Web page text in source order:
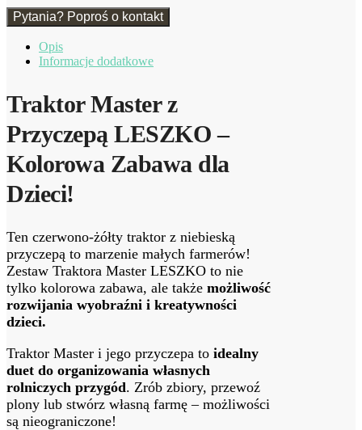
Pytania? Poproś o kontakt
Opis
Informacje dodatkowe
Traktor Master z
Przyczepą LESZKO –
Kolorowa Zabawa dla
Dzieci!
Ten czerwono-żółty traktor z niebieską
przyczepą to marzenie małych farmerów!
Zestaw Traktora Master LESZKO to nie
tylko kolorowa zabawa, ale także możliwość
rozwijania wyobraźni i kreatywności
dzieci.
Traktor Master i jego przyczepa to idealny
duet do organizowania własnych
rolniczych przygód. Zrób zbiory, przewoź
plony lub stwórz własną farmę – możliwości
są nieograniczone!